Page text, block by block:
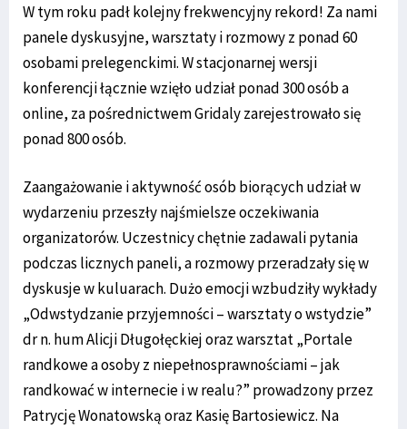
W tym roku padł kolejny frekwencyjny rekord! Za nami
panele dyskusyjne, warsztaty i rozmowy z ponad 60
osobami prelegenckimi. W stacjonarnej wersji
konferencji łącznie wzięło udział ponad 300 osób a
online, za pośrednictwem Gridaly zarejestrowało się
ponad 800 osób.
Zaangażowanie i aktywność osób biorących udział w
wydarzeniu przeszły najśmielsze oczekiwania
organizatorów. Uczestnicy chętnie zadawali pytania
podczas licznych paneli, a rozmowy przeradzały się w
dyskusje w kuluarach. Dużo emocji wzbudziły wykłady
„Odwstydzanie przyjemności – warsztaty o wstydzie”
dr n. hum Alicji Długołęckiej oraz warsztat „Portale
randkowe a osoby z niepełnosprawnościami – jak
randkować w internecie i w realu?” prowadzony przez
Patrycję Wonatowską oraz Kasię Bartosiewicz. Na